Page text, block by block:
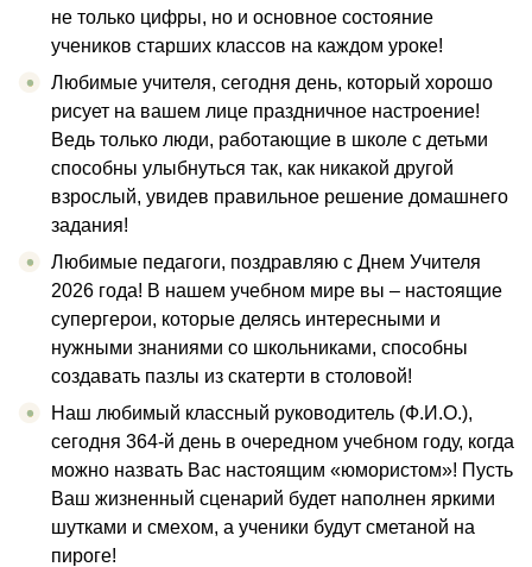
не только цифры, но и основное состояние
учеников старших классов на каждом уроке!
Любимые учителя, сегодня день, который хорошо
рисует на вашем лице праздничное настроение!
Ведь только люди, работающие в школе с детьми
способны улыбнуться так, как никакой другой
взрослый, увидев правильное решение домашнего
задания!
Любимые педагоги, поздравляю с Днем Учителя
2026 года! В нашем учебном мире вы – настоящие
супергерои, которые делясь интересными и
нужными знаниями со школьниками, способны
создавать пазлы из скатерти в столовой!
Наш любимый классный руководитель (Ф.И.О.),
сегодня 364-й день в очередном учебном году, когда
можно назвать Вас настоящим «юмористом»! Пусть
Ваш жизненный сценарий будет наполнен яркими
шутками и смехом, а ученики будут сметаной на
пироге!